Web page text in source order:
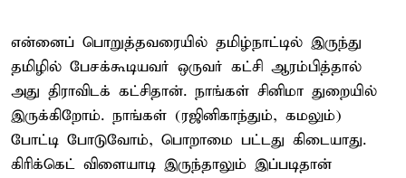
என்னைப் பொறுத்தவரையில் தமிழ்நாட்டில் இருந்து
தமிழில் பேசக்கூடியவர் ஒருவர் கட்சி ஆரம்பித்தால்
அது திராவிடக் கட்சிதான். நாங்கள் சினிமா துறையில்
இருக்கிறோம். நாங்கள் (ரஜினிகாந்தும், கமலும்)
போட்டி போடுவோம், பொறாமை பட்டது கிடையாது.
கிரிக்கெட் விளையாடி இருந்தாலும் இப்படிதான்